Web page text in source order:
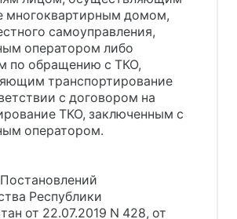
многоквартирным домом,
самоуправления,
оператором либо
по обращению с ТКО,
транспортирование
с договором на
ТКО, заключенным с
оператором.
Республики
от 22.07.2019 N 428, от